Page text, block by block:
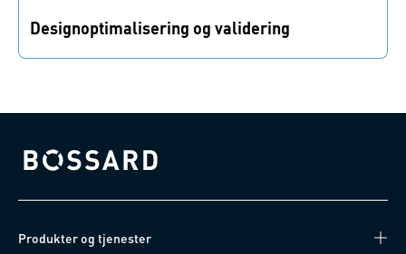
Designoptimalisering og validering
Bossard homepage
Produkter og tjenester